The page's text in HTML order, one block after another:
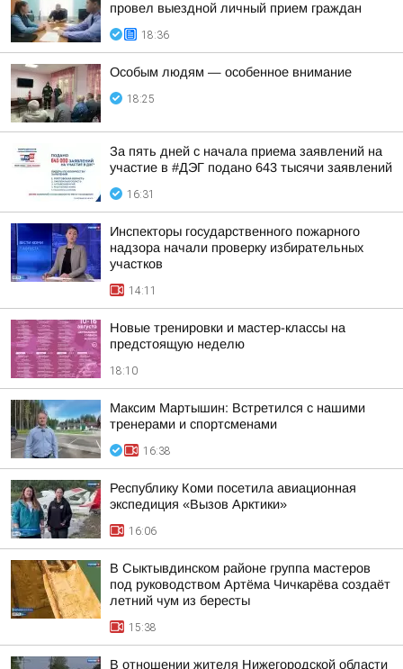
провел выездной личный прием граждан
18:36
Особым людям — особенное внимание
18:25
За пять дней с начала приема заявлений на
участие в #ДЭГ подано 643 тысячи заявлений
16:31
Инспекторы государственного пожарного
надзора начали проверку избирательных
участков
14:11
Новые тренировки и мастер-классы на
предстоящую неделю
18:10
Максим Мартышин: Встретился с нашими
тренерами и спортсменами
16:38
Республику Коми посетила авиационная
экспедиция «Вызов Арктики»
16:06
В Сыктывдинском районе группа мастеров
под руководством Артёма Чичкарёва создаёт
летний чум из бересты
15:38
В отношении жителя Нижегородской области